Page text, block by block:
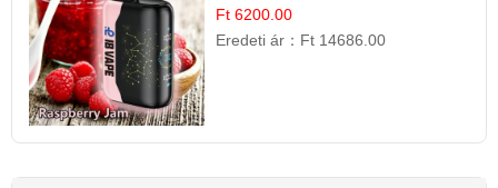
Gyümölcs Íz
Ft 6200.00
Eredeti ár： Ft 14686.00